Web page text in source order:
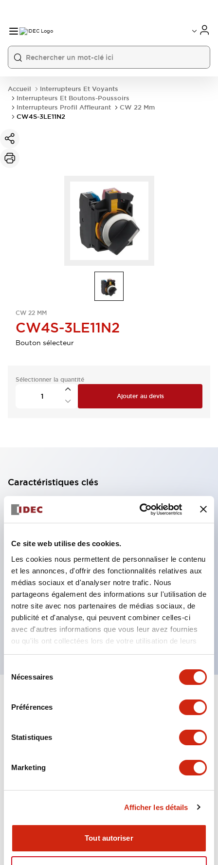
Ce site web utilise des cookies.
Les cookies nous permettent de personnaliser le contenu
et les annonces, d'offrir des fonctionnalités relatives aux
médias sociaux et d'analyser notre trafic. Nous
partageons également des informations sur l'utilisation de
notre site avec nos partenaires de médias sociaux, de
publicité et d'analyse, qui peuvent combiner celles-ci
avec d'autres informations que vous leur avez fournies
ou qu'ils ont collectées lors de votre utilisation de leurs
services.
Nécessaires
Préférences
Statistiques
Marketing
Afficher les détails
Tout autoriser
Accueil
Interrupteurs Et Voyants
Interrupteurs Et Boutons-Poussoirs
Interrupteurs Profil Affleurant
CW 22 Mm
CW4S-3LE11N2
CW 22 MM
CW4S-3LE11N2
Bouton sélecteur
Sélectionner la quantité
Ajouter au devis
Caractéristiques clés
Bloc de contact à 2 étages avec 2 contacts,
permettant une configuration à 4 contacts
contact à 11 étages), 59,9 mm (*bloc de contact à
22 étages). Conception peu encombrante
possible.
Structure de sécurité de 3e génération :
déclenchement à 2 actions, garde intégrée,
structure de protection des doigts IP20.
Tout développer+
Functional Specifications
Mounting and Installation Specifications